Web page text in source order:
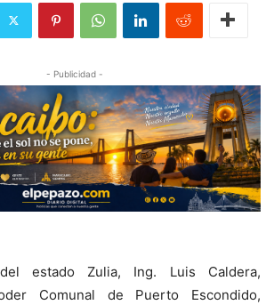
- Publicidad -
estado Zulia, Ing. Luis Caldera,
Comunal de Puerto Escondido,